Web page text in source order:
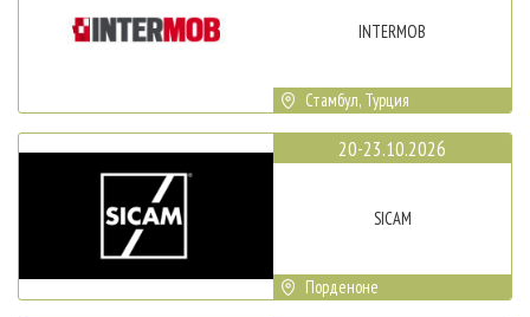
INTERMOB
Стамбул, Турция
20-23.10.2026
SICAM
Порденоне